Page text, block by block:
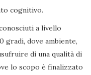
cognitivo.
a livello
gradi, dove ambiente,
di una qualità di
lo scopo è finalizzato